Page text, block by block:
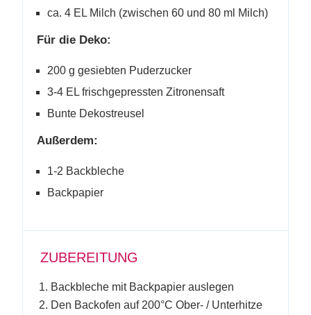
ca. 4 EL Milch (zwischen 60 und 80 ml Milch)
Für die Deko:
200 g gesiebten Puderzucker
3-4 EL frischgepressten Zitronensaft
Bunte Dekostreusel
Außerdem:
1-2 Backbleche
Backpapier
ZUBEREITUNG
Backbleche mit Backpapier auslegen
Den Backofen auf 200°C Ober- / Unterhitze